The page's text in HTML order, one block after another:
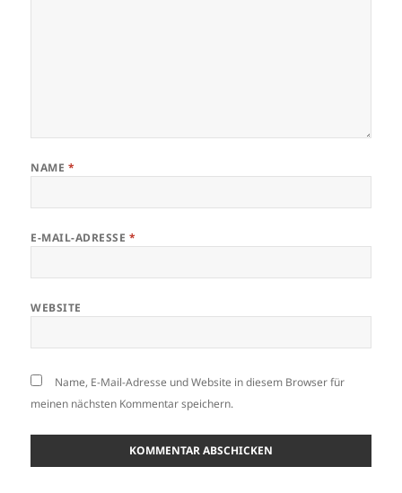
NAME *
E-MAIL-ADRESSE *
WEBSITE
Name, E-Mail-Adresse und Website in diesem Browser für
meinen nächsten Kommentar speichern.